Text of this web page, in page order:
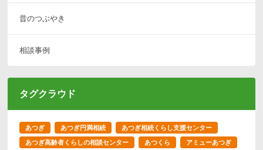
昔のつぶやき
相談事例
タグクラウド
あつぎ あつぎ円満相続 あつぎ相続くらし支援センター
あつぎ高齢者くらしの相談センター あつくら アミューあつぎ